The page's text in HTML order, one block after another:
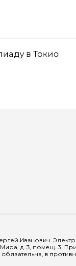
в Токио
Иванович.
д. 3, помещ. 3.
в